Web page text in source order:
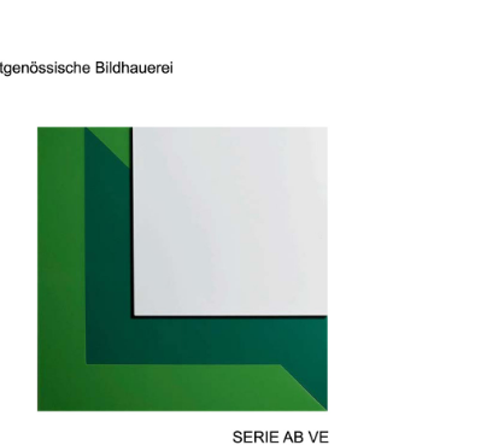
SERIE AB